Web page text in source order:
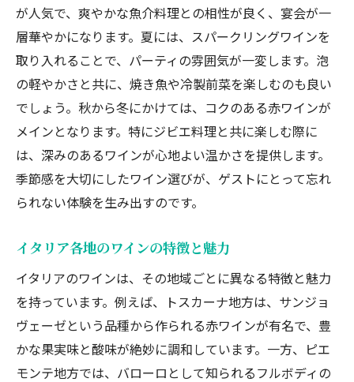
イタリアンウェディングにぴったりな装飾の提
ゲストが喜ぶウェディングパーティのサプライ
シェフとの打ち合わせで作るオリジナルメニュ
ー
音楽と照明で演出する特別な空間
忘れられないひとときを提供するイタリアンウェデ
ゲストが感動するウェディングパーティの演出
一生の思い出に残るパーティのアイデア
ホスピタリティあふれるスタッフのサービス
特別な日にふさわしい贅沢なメニュー
が人気で、爽やかな魚介料理との相性が良く、宴会が一
層華やかになります。夏には、スパークリングワインを
取り入れることで、パーティの雰囲気が一変します。泡
の軽やかさと共に、焼き魚や冷製前菜を楽しむのも良い
でしょう。秋から冬にかけては、コクのある赤ワインが
メインとなります。特にジビエ料理と共に楽しむ際に
は、深みのあるワインが心地よい温かさを提供します。
季節感を大切にしたワイン選びが、ゲストにとって忘れ
られない体験を生み出すのです。
イタリア各地のワインの特徴と魅力
イタリアのワインは、その地域ごとに異なる特徴と魅力
を持っています。例えば、トスカーナ地方は、サンジョ
ヴェーゼという品種から作られる赤ワインが有名で、豊
かな果実味と酸味が絶妙に調和しています。一方、ピエ
モンテ地方では、バローロとして知られるフルボディの